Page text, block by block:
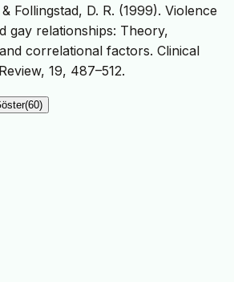
Follingstad, D. R. (1999). Violence
gay relationships: Theory,
correlational factors. Clinical
19, 487–512.